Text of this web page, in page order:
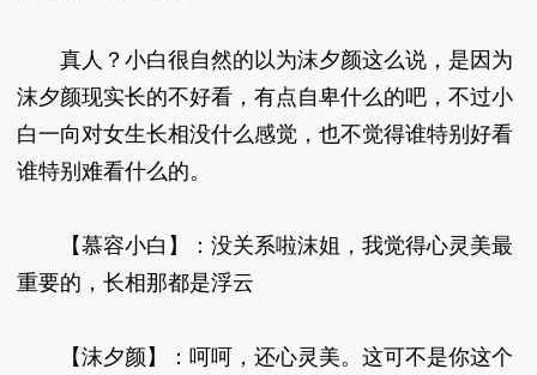
真人？小白很自然的以为沫夕颜这么说，是因为
沫夕颜现实长的不好看，有点自卑什么的吧，不过小
白一向对女生长相没什么感觉，也不觉得谁特别好看
谁特别难看什么的。
【慕容小白】：没关系啦沫姐，我觉得心灵美最
重要的，长相那都是浮云
【沫夕颜】：呵呵，还心灵美。这可不是你这个